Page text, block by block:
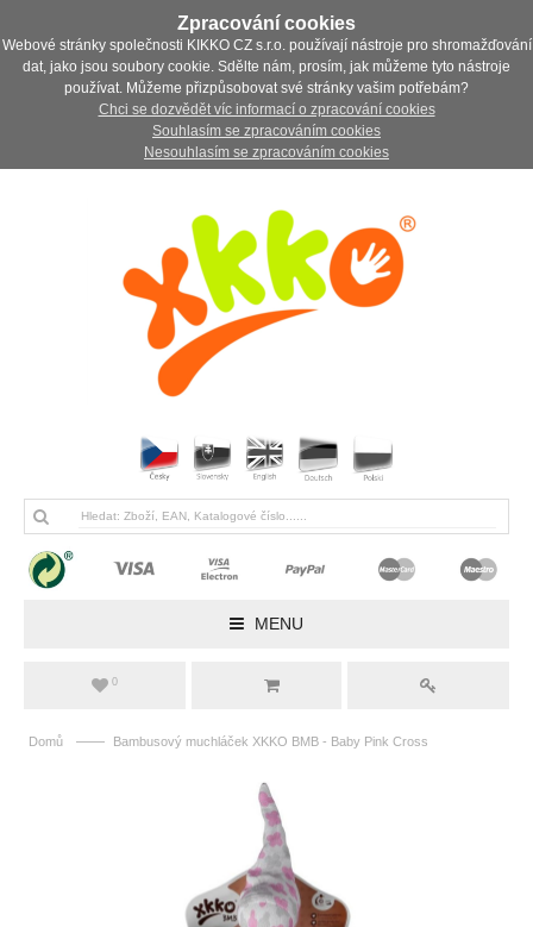
Zpracování cookies
Webové stránky společnosti KIKKO CZ s.r.o. používají nástroje pro shromažďování
dat, jako jsou soubory cookie. Sdělte nám, prosím, jak můžeme tyto nástroje
používat. Můžeme přizpůsobovat své stránky vašim potřebám?
Chci se dozvědět víc informací o zpracování cookies
Souhlasím se zpracováním cookies
Nesouhlasím se zpracováním cookies
MENU
0
Domů —— Bambusový muchláček XKKO BMB - Baby Pink Cross